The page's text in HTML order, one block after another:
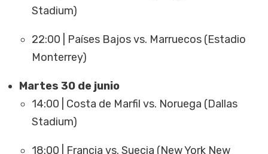
Stadium)
22:00 | Países Bajos vs. Marruecos (Estadio
Monterrey)
Martes 30 de junio
14:00 | Costa de Marfil vs. Noruega (Dallas
Stadium)
18:00 | Francia vs. Suecia (New York New